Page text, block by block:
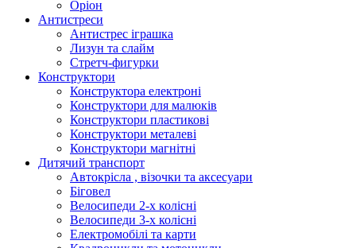
Оріон
Антистреси
Антистрес іграшка
Лизун та слайм
Стретч-фигурки
Конструктори
Конструктора електроні
Конструктори для малюків
Конструктори пластикові
Конструктори металеві
Конструктори магнітні
Дитячий транспорт
Автокрісла , візочки та аксесуари
Біговел
Велосипеди 2-х колісні
Велосипеди 3-х колісні
Електромобілі та карти